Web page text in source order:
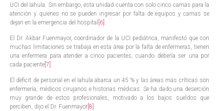
UCI del Iahula. Sin embargo, esta unidad cuenta con solo cinco camas para la
atención y quienes no se pueden ingresar por falta de equipos y camas se
dejan en la emergencia del hospital [6]
El Dr. Akbar Fuenmayor, coordinador de la UCI pediátrica, manifestó que con
muchas limitaciones se trabaja en esta área por la falta de enfermeras, tienen
una enfermera para atender a cinco pacientes, cuando debería ser una por
cada paciente [7] .
El déficit de personal en el Iahula abarca un 45 % y las áreas más críticas son
enfermería, médicos cirujanos e historias médicas. Se ha dado una deserción
muy grande de estos profesionales, motivado a los bajos sueldos que
perciben, dijo el Dr. Fuenmayor [8] .